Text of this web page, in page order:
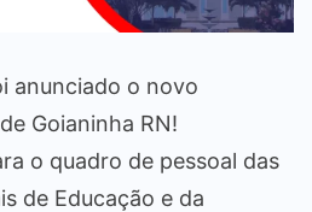
anunciado o novo
Goianinha RN!
o quadro de pessoal das
de Educação e da